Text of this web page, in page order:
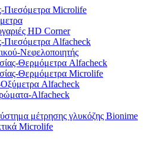
Πιεσόμετρα Microlife
HD Corner
Πιεσόμετρα Alfacheck
Νεφελοποιητής
Θερμόμετρα Alfacheck
Θερμόμετρα Microlife
Οξύμετρα Alfacheck
Alfacheck
μέτρησης γλυκόζης Bionime
Microlife